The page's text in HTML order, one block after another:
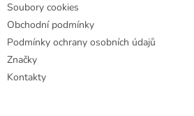
Soubory cookies
Obchodní podmínky
Podmínky ochrany osobních údajů
Značky
Kontakty